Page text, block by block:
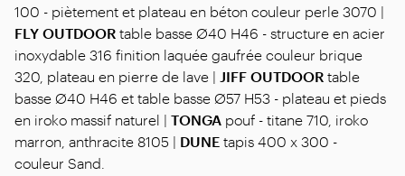
100 - piètement et plateau en béton couleur perle 3070 |
FLY OUTDOOR table basse Ø40 H46 - structure en acier
inoxydable 316 finition laquée gaufrée couleur brique
320, plateau en pierre de lave | JIFF OUTDOOR table
basse Ø40 H46 et table basse Ø57 H53 - plateau et pieds
en iroko massif naturel | TONGA pouf - titane 710, iroko
marron, anthracite 8105 | DUNE tapis 400 x 300 -
couleur Sand.